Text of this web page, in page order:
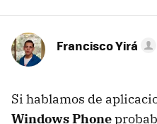
Francisco Yirá
Si hablamos de
Windows Phone